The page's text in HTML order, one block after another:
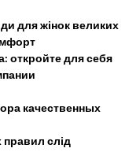
для жінок великих
откройте для себя
качественных
правил слід